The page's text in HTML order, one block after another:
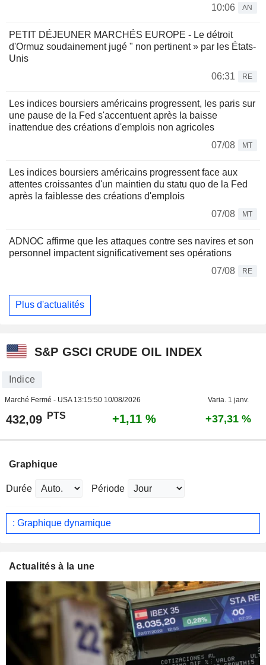
10:06
AN
PETIT DÉJEUNER MARCHÉS EUROPE - Le détroit
d'Ormuz soudainement jugé " non pertinent » par les États-
Unis
06:31
RE
Les indices boursiers américains progressent, les paris sur
une pause de la Fed s'accentuent après la baisse
inattendue des créations d'emplois non agricoles
07/08
MT
Les indices boursiers américains progressent face aux
attentes croissantes d'un maintien du statu quo de la Fed
après la faiblesse des créations d'emplois
07/08
MT
ADNOC affirme que les attaques contre ses navires et son
personnel impactent significativement ses opérations
07/08
RE
Plus d'actualités
S&P GSCI CRUDE OIL INDEX
Indice
Marché Fermé - USA 13:15:50 10/08/2026 Varia. 1 janv.
432,09 PTS +1,11 % +37,31 %
Graphique
Durée Période
: Graphique dynamique
Actualités à la une